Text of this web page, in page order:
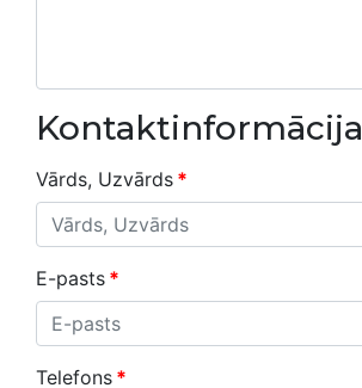
Kontaktinformācija
Vārds, Uzvārds *
E-pasts *
Telefons *